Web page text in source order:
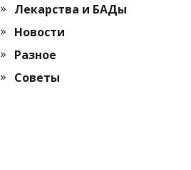
Лекарства и БАДы
Новости
Разное
Советы